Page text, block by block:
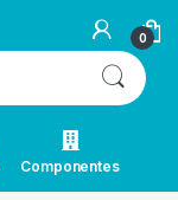
0
Componentes